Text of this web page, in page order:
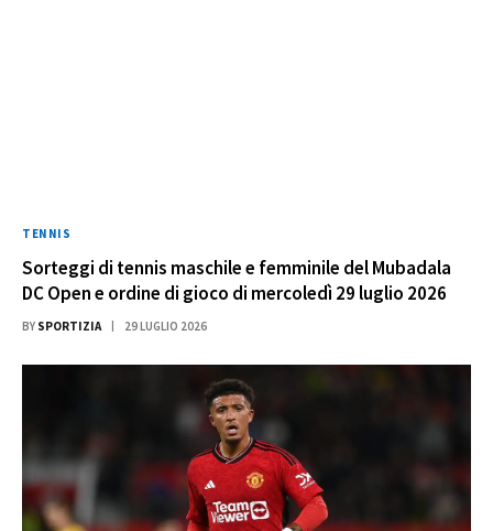
TENNIS
Sorteggi di tennis maschile e femminile del Mubadala
DC Open e ordine di gioco di mercoledì 29 luglio 2026
BY SPORTIZIA 29 LUGLIO 2026